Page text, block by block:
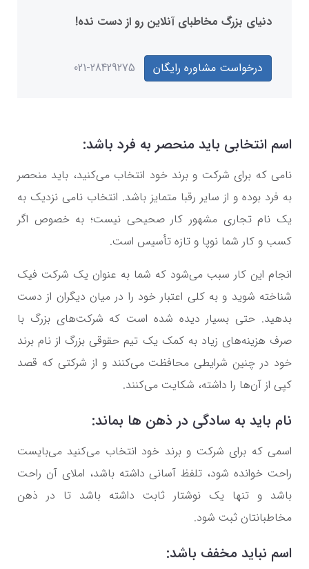
دنیای بزرگ مخاطبای آنلاین رو از دست نده!
درخواست مشاوره رایگان 021-28429275
اسم انتخابی باید منحصر به فرد باشد:
نامی که برای شرکت و برند خود انتخاب می‌کنید، باید منحصر
به فرد بوده و از سایر رقبا متمایز باشد. انتخاب نامی نزدیک به
یک نام تجاری مشهور کار صحیحی نیست؛ به خصوص اگر
کسب و کار شما نوپا و تازه تأسیس است.
انجام این کار سبب می‌شود که شما به عنوان یک شرکت فیک
شناخته شوید و به کلی اعتبار خود را در میان دیگران از دست
بدهید. حتی بسیار دیده شده است که شرکت‌های بزرگ با
صرف هزینه‌های زیاد به کمک یک تیم حقوقی بزرگ از نام برند
خود در چنین شرایطی محافظت می‌کنند و از شرکتی که قصد
کپی از آن‌ها را داشته، شکایت می‌کنند.
نام باید به سادگی در ذهن ها بماند:
اسمی که برای شرکت و برند خود انتخاب می‌کنید می‌بایست
راحت خوانده شود، تلفظ آسانی داشته باشد، املای آن راحت
باشد و تنها یک نوشتار ثابت داشته باشد تا در ذهن
مخاطبانتان ثبت شود.
اسم نباید مخفف باشد: